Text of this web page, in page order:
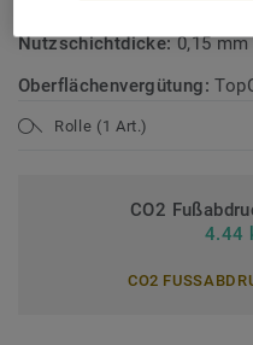
Nutzschichtdicke:0,15 mm
Oberflächenvergütung:
Rolle (1 Art.)
CO2
4.44
CO2